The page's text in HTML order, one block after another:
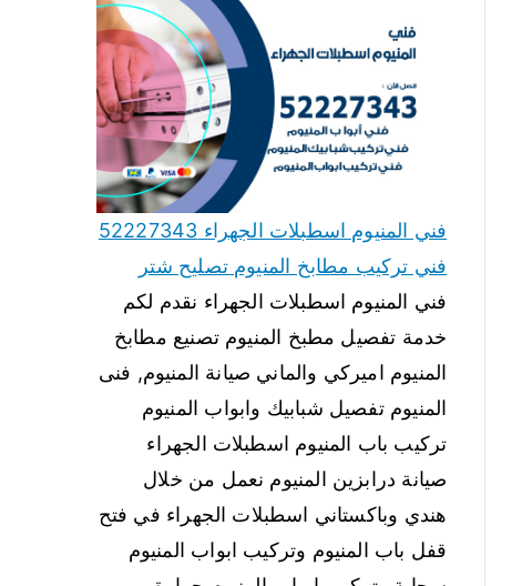
فني المنيوم اسطبلات الجهراء 52227343
فني تركيب مطابخ المنيوم تصليح شتر
فني المنيوم اسطبلات الجهراء نقدم لكم
خدمة تفصيل مطبخ المنيوم تصنيع مطابخ
المنيوم اميركي والماني صيانة المنيوم, فنى
المنيوم تفصيل شبابيك وابواب المنيوم
تركيب باب المنيوم اسطبلات الجهراء
صيانة درابزين المنيوم نعمل من خلال
هندي وباكستاني اسطبلات الجهراء في فتح
قفل باب المنيوم وتركيب ابواب المنيوم